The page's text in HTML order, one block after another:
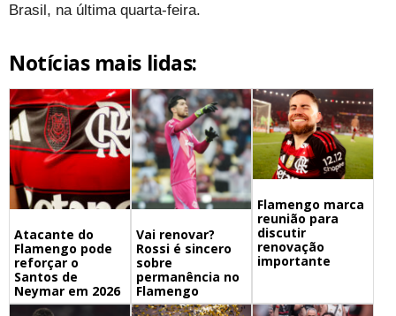
Brasil, na última quarta-feira.
Notícias mais lidas:
Atacante do
Flamengo pode
reforçar o
Santos de
Neymar em 2026
Vai renovar?
Rossi é sincero
sobre
permanência no
Flamengo
Flamengo marca
reunião para
discutir
renovação
importante